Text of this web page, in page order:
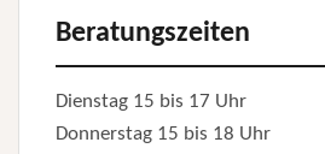
Beratungszeiten
Dienstag 15 bis 17 Uhr
Donnerstag 15 bis 18 Uhr